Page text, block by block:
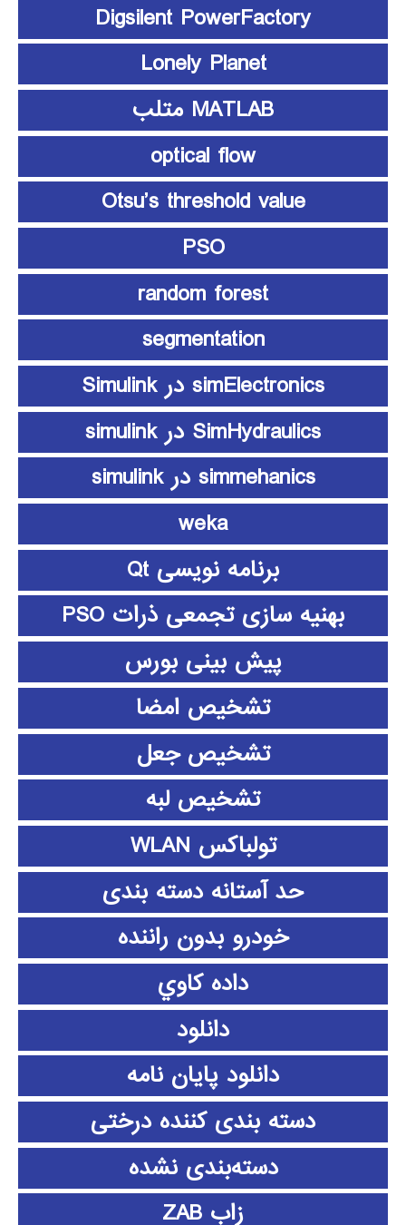
Digsilent PowerFactory
Lonely Planet
MATLAB متلب
optical flow
Otsu’s threshold value
PSO
random forest
segmentation
simElectronics در Simulink
SimHydraulics در simulink
simmehanics در simulink
weka
برنامه نویسی Qt
بهنیه سازی تجمعی ذرات PSO
پیش بینی بورس
تشخیص امضا
تشخیص جعل
تشخیص لبه
تولباکس WLAN
حد آستانه دسته بندی
خودرو بدون راننده
داده كاوي
دانلود
دانلود پايان نامه
دسته بندی کننده درختی
دسته‌بندی نشده
زاب ZAB